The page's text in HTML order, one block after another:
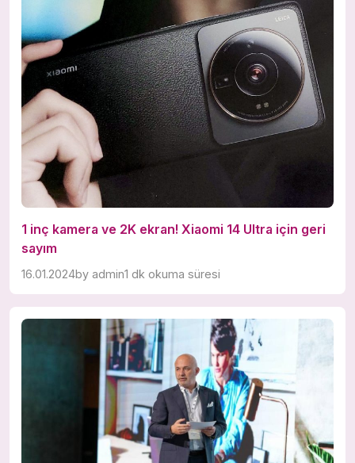
1 inç kamera ve 2K ekran! Xiaomi 14 Ultra için geri
sayım
16.01.2024by admin1 dk okuma süresi